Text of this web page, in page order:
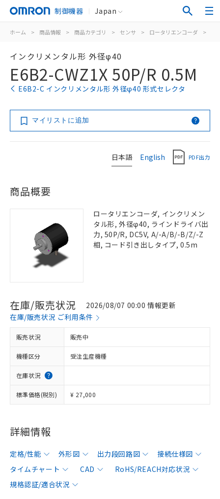
制御機器 Japan
ホーム > 商品情報 > 商品カテゴリ > センサ > ロータリエンコーダ >
インクリメンタル形 外径φ40
E6B2-CWZ1X 50P/R 0.5M
E6B2-C インクリメンタル形 外径φ40 形式セレクタ
マイリストに追加
日本語 English PDF出力
商品概要
ロータリエンコーダ, インクリメン
タル形, 外径φ40, ラインドライバ出
力, 50P/R, DC5V, A/-A/B/-B/Z/-Z
相, コード引き出しタイプ, 0.5m
在庫/販売状況
2026/08/07 00:00 情報更新
在庫/販売状況 ご利用条件
販売状況 販売中
機種区分 受注生産機種
在庫状況
標準価格(税別) ¥ 27,000
詳細情報
定格/性能 外形図 出力段回路図
接続仕様図
タイムチャート
CAD
RoHS/REACH対応状況
規格認証/適合状況